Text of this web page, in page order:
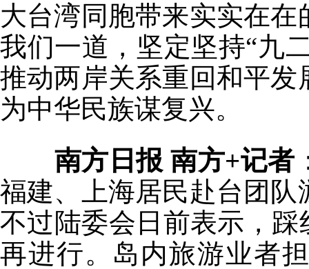
大台湾同胞带来实实在
我们一道，坚定坚持“九
推动两岸关系重回和平
为中华民族谋复兴。
南方日报 南方+记者
福建、上海居民赴台团
不过陆委会日前表示，
再进行。岛内旅游业者